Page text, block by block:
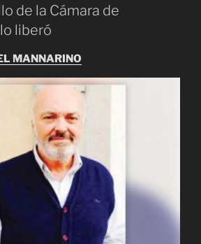
de la Cámara de
liberó
MANNARINO